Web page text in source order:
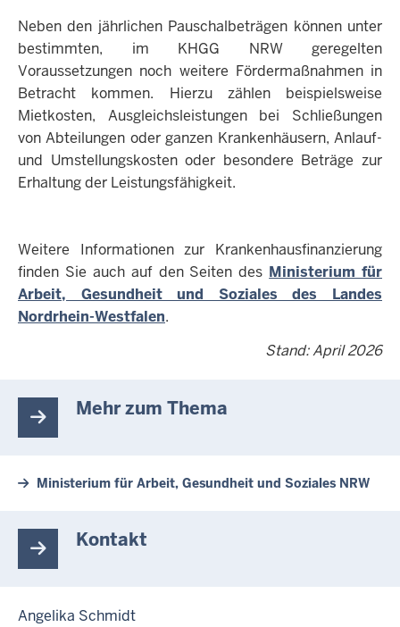
Neben den jährlichen Pauschalbeträgen können unter
bestimmten, im KHGG NRW geregelten
Voraussetzungen noch weitere Fördermaßnahmen in
Betracht kommen. Hierzu zählen beispielsweise
Mietkosten, Ausgleichsleistungen bei Schließungen
von Abteilungen oder ganzen Krankenhäusern, Anlauf-
und Umstellungskosten oder besondere Beträge zur
Erhaltung der Leistungsfähigkeit.
Weitere Informationen zur Krankenhausfinanzierung
finden Sie auch auf den Seiten des Ministerium für
Arbeit, Gesundheit und Soziales des Landes
Nordrhein-Westfalen.
Stand: April 2026
Mehr zum Thema
Ministerium für Arbeit, Gesundheit und Soziales NRW
Kontakt
Angelika Schmidt